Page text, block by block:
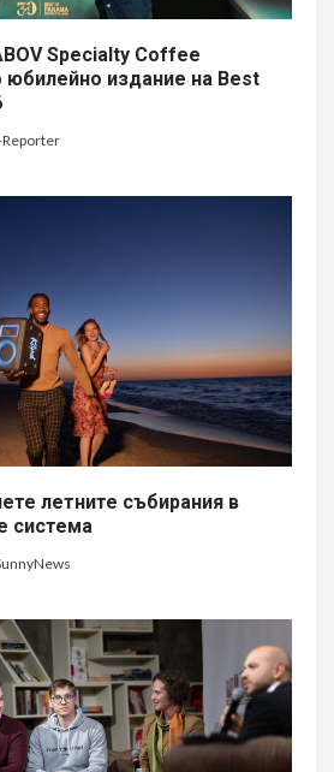
Specialty Coffee
юбилейно издание на Best
летните събирания в
система